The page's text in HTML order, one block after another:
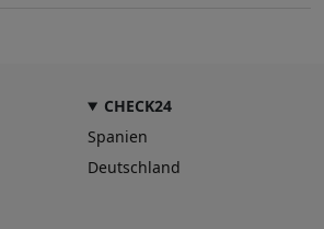
CHECK24
Spanien
Deutschland